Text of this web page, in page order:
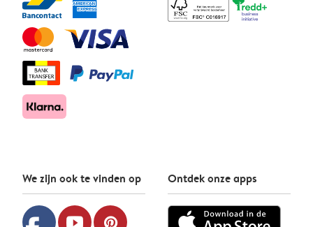
We zijn ook te vinden op
youtube pinterest
Ontdek onze apps